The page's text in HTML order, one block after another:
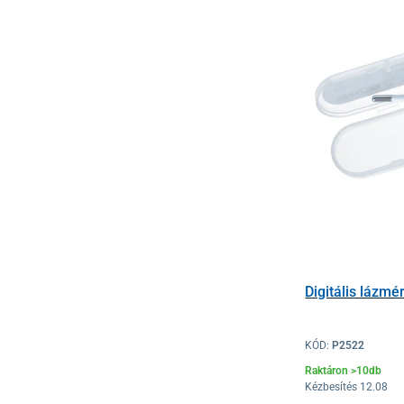
Digitális
KÓD: P2522
Raktáron >10db
Kézbesítés 12.08